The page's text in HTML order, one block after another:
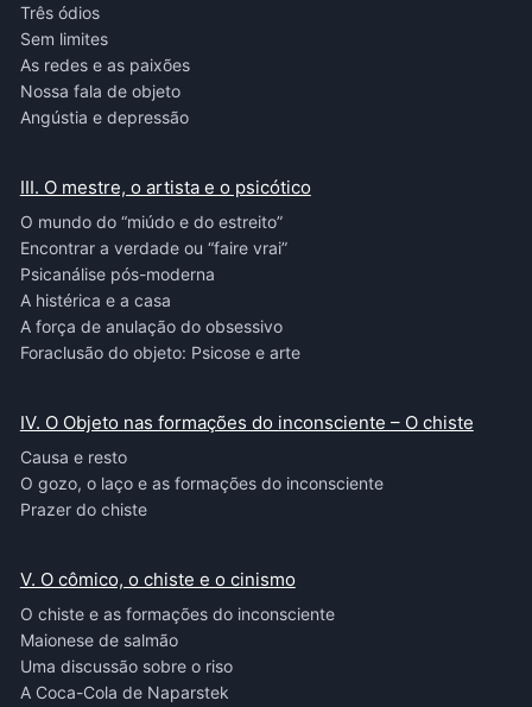
Três ódios
Sem limites
As redes e as paixões
Nossa fala de objeto
Angústia e depressão
III. O mestre, o artista e o psicótico
O mundo do “miúdo e do estreito”
Encontrar a verdade ou “faire vrai”
Psicanálise pós-moderna
A histérica e a casa
A força de anulação do obsessivo
Foraclusão do objeto: Psicose e arte
IV. O Objeto nas formações do inconsciente – O chiste
Causa e resto
O gozo, o laço e as formações do inconsciente
Prazer do chiste
V. O cômico, o chiste e o cinismo
O chiste e as formações do inconsciente
Maionese de salmão
Uma discussão sobre o riso
A Coca-Cola de Naparstek